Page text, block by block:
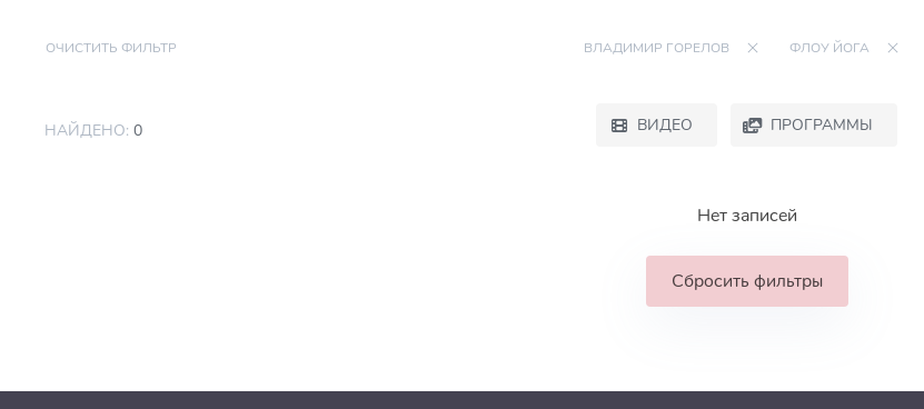
ОЧИСТИТЬ ФИЛЬТР ВЛАДИМИР ГОРЕЛОВ ФЛОУ ЙОГА
НАЙДЕНО: 0 ВИДЕО ПРОГРАММЫ
Нет записей
Сбросить фильтры